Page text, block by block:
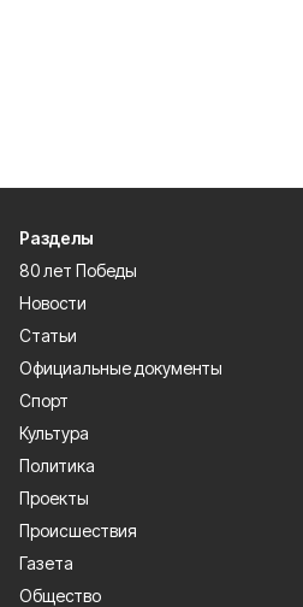
Разделы
80 лет Победы
Новости
Статьи
Официальные документы
Спорт
Культура
Политика
Проекты
Происшествия
Газета
Общество